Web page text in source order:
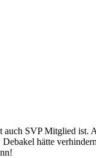
SVP Mitglied
hätte